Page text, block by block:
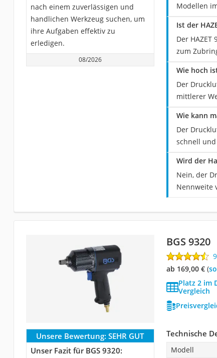
nach einem zuverlässigen und
handlichen Werkzeug suchen, um
ihre Aufgaben effektiv zu
erledigen.
08/2026
Modellen
Ist der
Der
zum
Wie hoch
Der
mittlerer
Wie kann
Der
schnell
Wird der
Nein, der
Nennweite
BGS 9320
ab 169,00 €(
Platz 2 im
Vergleich
Unsere Bewertung: SEHR GUT
Unser Fazit für BGS 9320:
Technische
Modell